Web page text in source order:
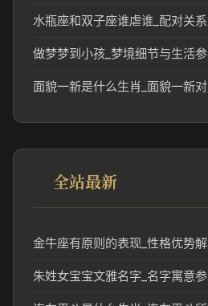
水瓶座和双子座谁虐谁_配对关
做梦梦到小孩_梦境细节与生活
全站最新
金牛座有原则的表现_性格优势
朱姓女宝宝文雅名字_名字寓意